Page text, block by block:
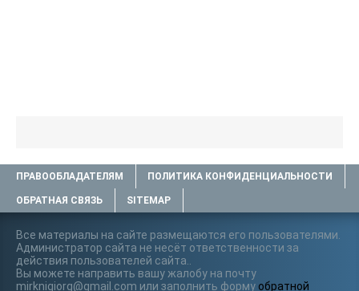
ПРАВООБЛАДАТЕЛЯМ ПОЛИТИКА КОНФИДЕНЦИАЛЬНОСТИ
ОБРАТНАЯ СВЯЗЬ SITEMAP
Все материалы на сайте размещаются его пользователями.
Администратор сайта не несёт ответственности за
действия пользователей сайта..
Вы можете направить вашу жалобу на почту
mirknigiorg@gmail.com или заполнить форму обратной